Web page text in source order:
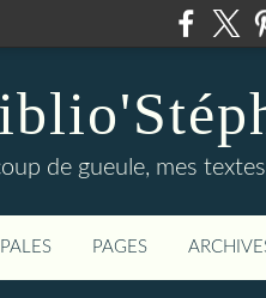
de gueule, mes
PAGES